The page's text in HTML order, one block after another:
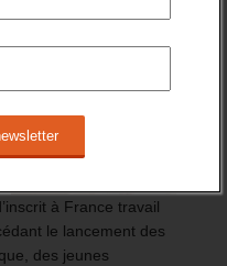
à France travail
le lancement des
des jeunes